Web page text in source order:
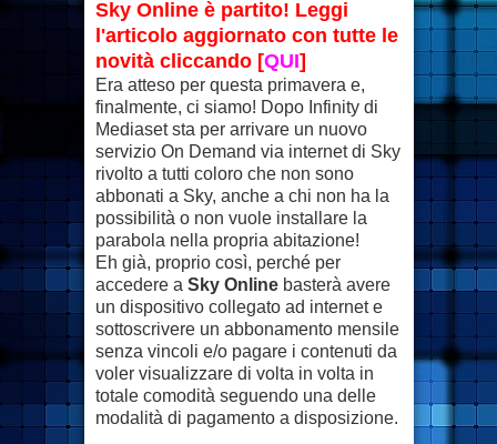
Sky Online è partito! Leggi
l'articolo aggiornato con tutte le
novità cliccando [QUI]
Era atteso per questa primavera e,
finalmente, ci siamo! Dopo Infinity di
Mediaset sta per arrivare un nuovo
servizio On Demand via internet di Sky
rivolto a tutti coloro che non sono
abbonati a Sky, anche a chi non ha la
possibilità o non vuole installare la
parabola nella propria abitazione!
Eh già, proprio così, perché per
accedere a Sky Onlinebasterà avere
un dispositivo collegato ad internet e
sottoscrivere un abbonamento mensile
senza vincoli e/o pagare i contenuti da
voler visualizzare di volta in volta in
totale comodità seguendo una delle
modalità di pagamento a disposizione.